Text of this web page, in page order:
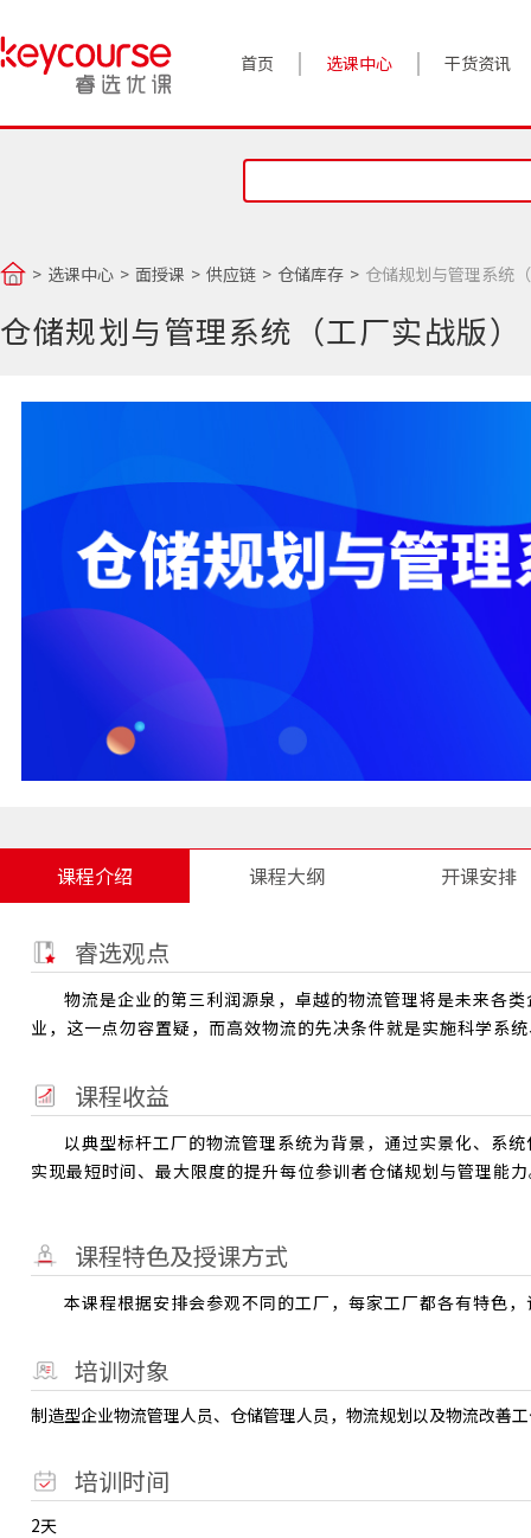
首页 选课中心 干货资讯
案例实践
对话高管
睿选视角
选课中心 面授课 供应链 仓储库存 仓储规划与管理系统
仓储规划与管理系统（工厂实战版）
课程介绍 课程大纲 开课安排
睿选观点
物流是企业的第三利润源泉，卓越的物流管理将是未来各
业，这一点勿容置疑，而高效物流的先决条件就是实施科学系
课程收益
以典型标杆工厂的物流管理系统为背景，通过实景化、系
实现最短时间、最大限度的提升每位参训者仓储规划与管理能
课程特色及授课方式
本课程根据安排会参观不同的工厂，每家工厂都各有特色
培训对象
制造型企业物流管理人员、仓储管理人员，物流规划以及物流改善
培训时间
2天